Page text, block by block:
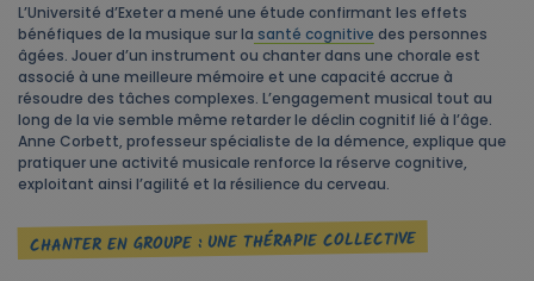
L’Université d’Exeter a mené une étude confirmant les effets
bénéfiques de la musique sur la santé cognitive des personnes
âgées. Jouer d’un instrument ou chanter dans une chorale est
associé à une meilleure mémoire et une capacité accrue à
résoudre des tâches complexes. L’engagement musical tout au
long de la vie semble même retarder le déclin cognitif lié à l’âge.
Anne Corbett, professeur spécialiste de la démence, explique que
pratiquer une activité musicale renforce la réserve cognitive,
exploitant ainsi l’agilité et la résilience du cerveau.
CHANTER EN GROUPE : UNE THÉRAPIE COLLECTIVE